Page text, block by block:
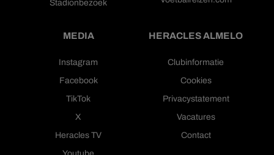
Stadionbezoek
MEDIA
Instagram
Facebook
TikTok
X
Heracles TV
HERACLES ALMELO
Clubinformatie
Cookies
Privacystatement
Vacatures
Contact